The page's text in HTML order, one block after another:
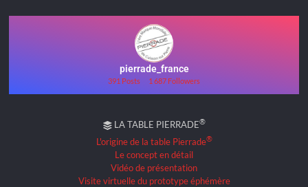
pierrade_france
391 Posts 1 687 Followers
LA TABLE PIERRADE®
L'origine de la table Pierrade®
Le concept en détail
Vidéo de présentation
Visite virtuelle du prototype éphémère